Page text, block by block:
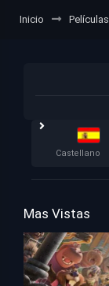
Inicio Películas
Castellano
Mas Vistas